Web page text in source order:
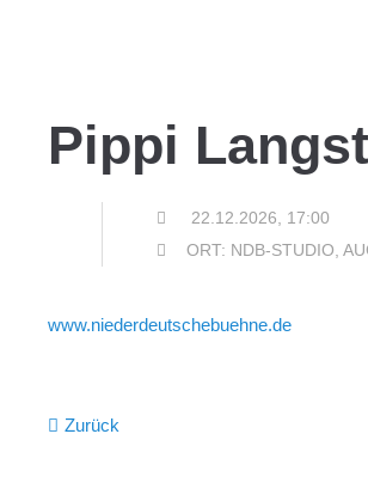
Pippi
22.12.2026, 17:00
ORT: NDB-STUDIO,
www.niederdeutschebuehne.de
Zurück